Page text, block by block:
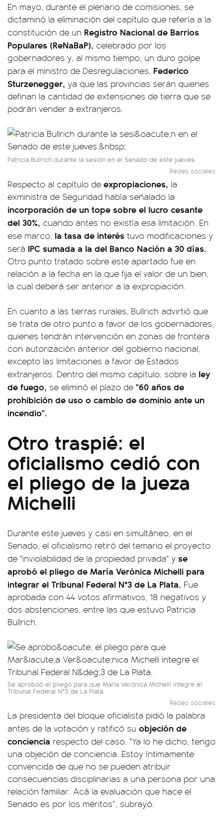
En mayo, durante el plenario de comisiones, se
dictaminó la eliminación del capítulo que refería a la
constitución de un Registro Nacional de Barrios
Populares (ReNaBaP), celebrado por los
gobernadores y, al mismo tiempo, un duro golpe
para el ministro de Desregulaciones, Federico
Sturzenegger, ya que las provincias serán quienes
definan la cantidad de extensiones de tierra que se
podrán vender a extranjeros.
Patricia Bullrich durante la sesión en el Senado de este jueves.
Redes sociales
Respecto al capítulo de expropiaciones, la
exministra de Seguridad había señalado la
incorporación de un tope sobre el lucro cesante
del 30%, cuando antes no existía esa limitación. En
ese marco, la tasa de interés tuvo modificaciones y
será IPC sumada a la del Banco Nación a 30 días.
Otro punto tratado sobre este apartado fue en
relación a la fecha en la que fija el valor de un bien,
la cual deberá ser anterior a la expropiación.
En cuanto a las tierras rurales, Bullrich advirtió que
se trata de otro punto a favor de los gobernadores,
quienes tendrán intervención en zonas de frontera
con autorización anterior del gobierno nacional,
excepto las limitaciones a favor de Estados
extranjeros. Dentro del mismo capítulo, sobre la ley
de fuego, se eliminó el plazo de "60 años de
prohibición de uso o cambio de dominio ante un
incendio".
Otro traspié: el
oficialismo cedió con
el pliego de la jueza
Michelli
Durante este jueves y casi en simultáneo, en el
Senado, el oficialismo retiró del temario el proyecto
de "inviolabilidad de la propiedad privada" y se
aprobó el pliego de María Verónica Michelli para
integrar el Tribunal Federal N°3 de La Plata. Fue
aprobada con 44 votos afirmativos, 18 negativos y
dos abstenciones, entre las que estuvo Patricia
Bullrich.
Se aproboó el pliego para que María Verónica Michelli integre el
Tribunal Federal N°3 de La Plata.
Redes sociales
La presidenta del bloque oficialista pidió la palabra
antes de la votación y ratificó su objeción de
conciencia respecto del caso. "Ya lo he dicho, tengo
una objeción de conciencia. Estoy íntimamente
convencida de que no se pueden atribuir
consecuencias disciplinarias a una persona por una
relación familiar. Acá la evaluación que hace el
Senado es por los méritos”, subrayó.